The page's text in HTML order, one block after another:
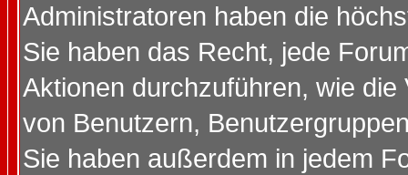
Administratoren haben die
Sie haben das Recht, jede
Aktionen durchzuführen, wie
von Benutzern,
Sie haben außerdem in jedem